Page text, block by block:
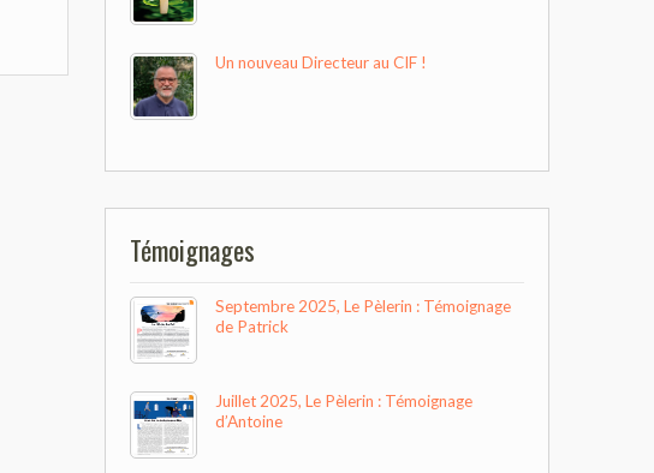
Un nouveau Directeur au CIF !
Témoignages
Septembre 2025, Le Pèlerin : Témoignage
de Patrick
Juillet 2025, Le Pèlerin : Témoignage
d’Antoine